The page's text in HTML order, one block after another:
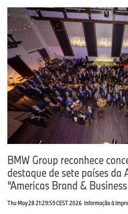
Fabio Perrotta Jr. –
(21) 9.9997-9113
Fernanda Alencar –
(11) 9.8723-9590
Paola Clemente –
(11) 9.8469-2396
BMW Group reconhece
destaque de sete países da
“Americas Brand &
Thu May 28 21:29:59 CEST 2026 Informação à